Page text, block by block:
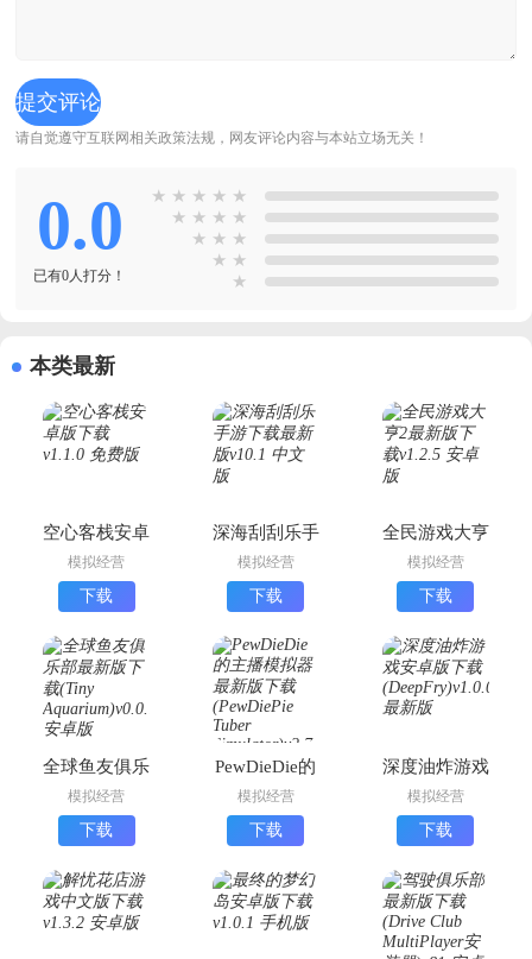
请自觉遵守互联网相关政策法规，网友评论内容与本站立场无关！
0.0
已有0人打分！
★ ★ ★ ★ ★
★ ★ ★ ★
★ ★ ★
★ ★
★
本类最新
空心客栈安卓
版下载
模拟经营
下载
深海刮刮乐手
游下载最新版
模拟经营
下载
全民游戏大亨
2最新版下载
模拟经营
下载
全球鱼友俱乐
部最新版下载
(Tiny
Aquarium)
模拟经营
下载
PewDieDie的
主播模拟器最
新版下载
(PewDiePie
Simulator)
模拟经营
下载
深度油炸游戏
安卓版下载
(DeepFry)
模拟经营
下载